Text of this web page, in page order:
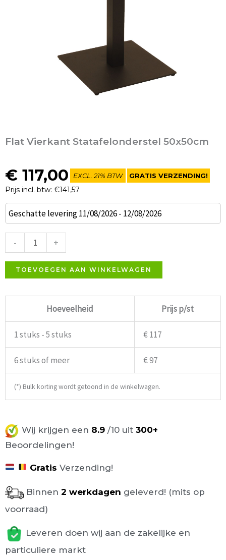
Flat Vierkant Statafelonderstel 50x50cm
€ 117,00
Prijs incl. btw: €141,57
EXCL. 21% BTW GRATIS VERZENDING!
Geschatte levering 11/08/2026 - 12/08/2026
-
Flat
Vierkant
Statafelonderstel
50x50cm
aantal
+
TOEVOEGEN AAN WINKELWAGEN
Hoeveelheid Prijs p/st
1 stuks - 5 stuks € 117
6 stuks of meer € 97
(*) Bulk korting wordt getoond in de winkelwagen.
Wij krijgen een 8.9 /10 uit 300+
Beoordelingen!
Gratis Verzending!
Binnen 2 werkdagen geleverd! (mits op
voorraad)
Leveren doen wij aan de zakelijke en
particuliere markt